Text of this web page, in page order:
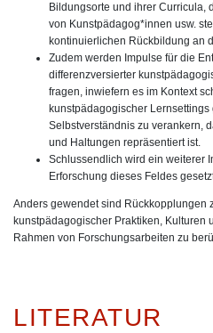
Bildungsorte und ihrer Curricula,
von Kunstpädagog*innen usw.
kontinuierlichen Rückbildung an
Zudem werden Impulse für die
differenzversierter
fragen, inwiefern es im Kontext
kunstpädagogischer
Selbstverständnis zu verankern,
und Haltungen repräsentiert ist.
Schlussendlich wird ein weiterer
Erforschung dieses Feldes
Anders gewendet sind Rückkopplungen
kunstpädagogischer Praktiken, Kulturen
Rahmen von Forschungsarbeiten zu
LITERATUR